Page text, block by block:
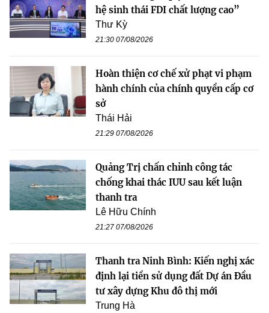
hệ sinh thái FDI chất lượng cao”
Thư Kỳ
21:30 07/08/2026
Hoàn thiện cơ chế xử phạt vi phạm
hành chính của chính quyền cấp cơ
sở
Thái Hải
21:29 07/08/2026
Quảng Trị chấn chỉnh công tác
chống khai thác IUU sau kết luận
thanh tra
Lê Hữu Chính
21:27 07/08/2026
Thanh tra Ninh Bình: Kiến nghị xác
định lại tiền sử dụng đất Dự án Đầu
tư xây dựng Khu đô thị mới
Trung Hà